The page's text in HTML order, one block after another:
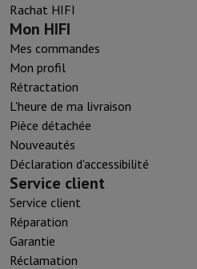
Rachat HIFI
Mon HIFI
Mes commandes
Mon profil
Rétractation
L'heure de ma livraison
Pièce détachée
Nouveautés
Déclaration d'accessibilité
Service client
Service client
Réparation
Garantie
Réclamation